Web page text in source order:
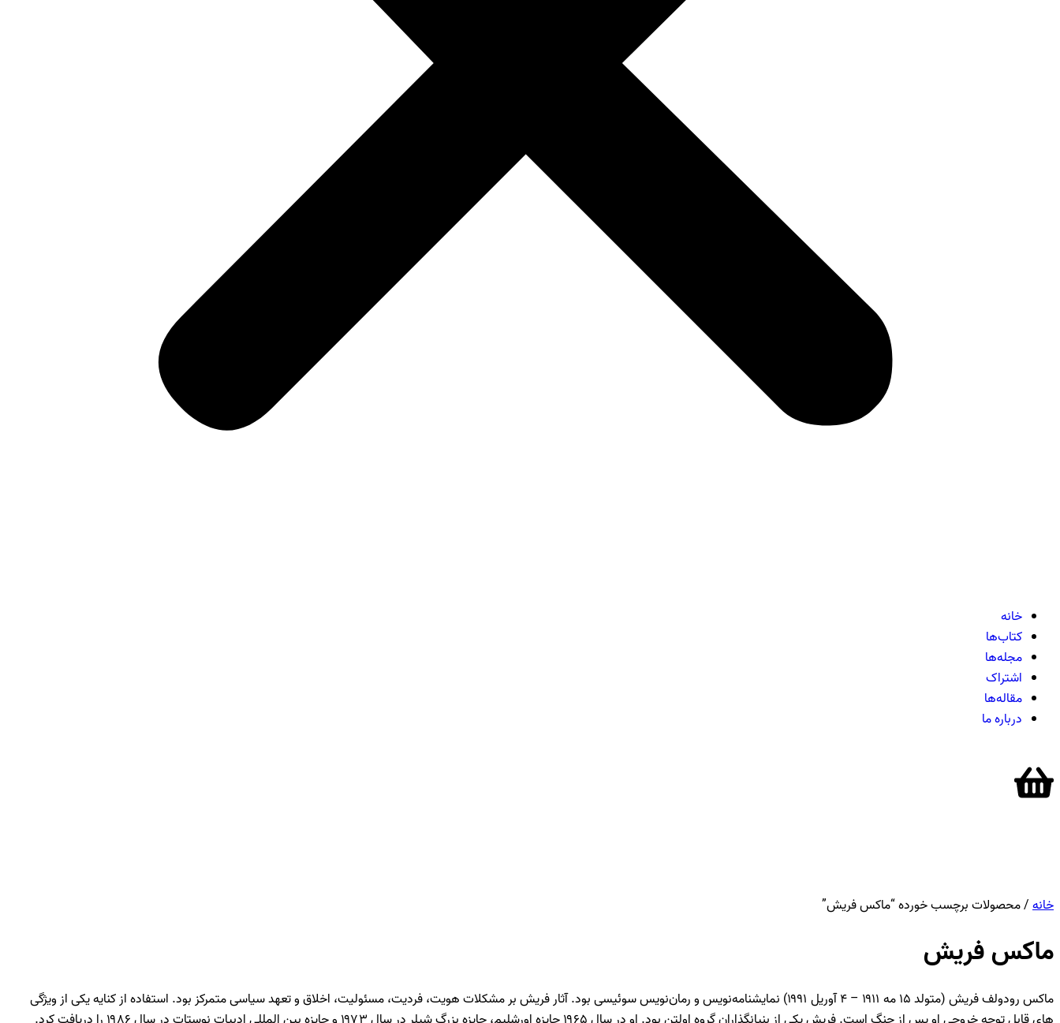
خانه
کتاب‌ها
مجله‌ها
اشتراک
مقاله‌ها
درباره ما
خانه/ محصولات برچسب خورده “ماکس فریش”
ماکس فریش
ماکس رودولف فریش (متولد ۱۵ مه ۱۹۱۱ – ۴ آوریل ۱۹۹۱) نمایشنامه‌نویس و رمان‌نویس سوئیسی بود. آثار فریش بر مشکلات هویت، فردیت، مسئولیت، اخلاق و تعهد سیاسی متمرکز بود. استفاده از کنایه یکی از ویژگی